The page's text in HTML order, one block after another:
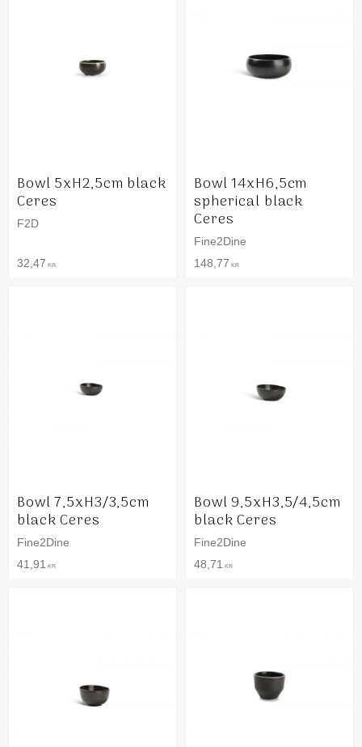
Bowl 5xH2,5cm black
Ceres
F2D
32,47 KR
Bowl 14xH6,5cm
spherical black
Ceres
Fine2Dine
148,77 KR
Bowl 7,5xH3/3,5cm
black Ceres
Fine2Dine
41,91
KR
Bowl 9,5xH3,5/4,5cm
black Ceres
Fine2Dine
48,71
KR